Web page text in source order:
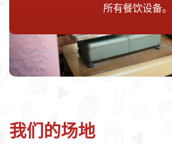
所有餐饮设备。
我们的场地